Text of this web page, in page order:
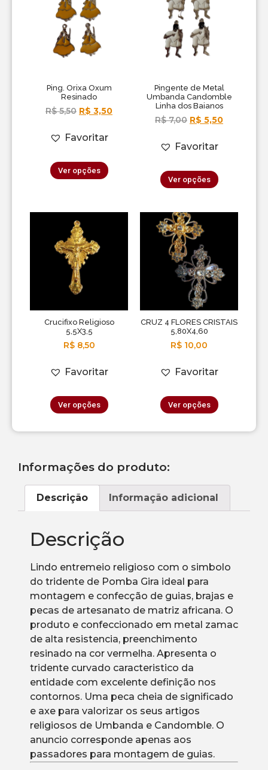
Ping. Orixa Oxum
Resinado
R$5,50 R$ 3,50
Favoritar
Ver opções
Pingente de Metal
Umbanda Candomble
Linha dos Baianos
R$7,00 R$ 5,50
Favoritar
Ver opções
Crucifixo Religioso
5,5X3,5
R$8,50
Favoritar
Ver opções
CRUZ 4 FLORES CRISTAIS
5,80X4,60
R$ 10,00
Favoritar
Ver opções
Informações do produto:
Descrição Informação adicional
Descrição
Lindo entremeio religioso com o simbolo
do tridente de Pomba Gira ideal para
montagem e confecção de guias, brajas e
pecas de artesanato de matriz africana. O
produto e confeccionado em metal zamac
de alta resistencia, preenchimento
resinado na cor vermelha. Apresenta o
tridente curvado caracteristico da
entidade com excelente definição nos
contornos. Uma peca cheia de significado
e axe para valorizar os seus artigos
religiosos de Umbanda e Candomble. O
anuncio corresponde apenas aos
passadores para montagem de guias.